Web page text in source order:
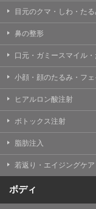
ん。
【個人情報の開示
TCBグループは
開示、訂正、更
について、これ
【Cookie(クッキ
Cookieは、一般
の閲覧情報を記憶
TCBグループで
を分析し、パフォ
提供するサービ
ることがありま
目元のクマ・しわ・たる
鼻の整形
口元・ガミースマイル
小顔・顔のたるみ・フ
ヒアルロン酸注射
ボトックス注射
脂肪注入
若返り・エイジングケア
ボディ